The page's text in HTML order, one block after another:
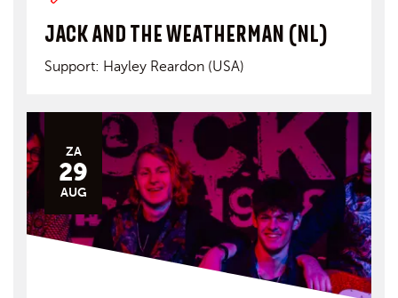
JACK AND THE WEATHERMAN (NL)
Support: Hayley Reardon (USA)
ZA
29
AUG